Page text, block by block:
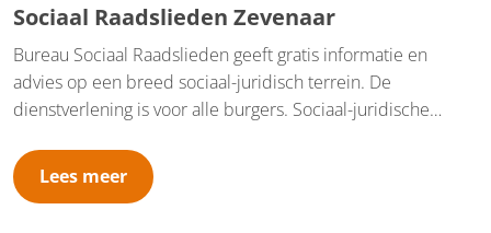
Sociaal Raadslieden Zevenaar
Bureau Sociaal Raadslieden geeft gratis informatie en
advies op een breed sociaal-juridisch terrein. De
dienstverlening is voor alle burgers. Sociaal-juridische
dienstverlening, zoals hulp bij het schrijven van brieven en
bezwaarschriften. Bureau Sociaal Raadslieden Zevenaar is
Lees meer